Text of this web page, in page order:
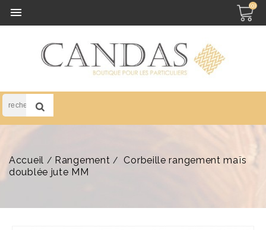
 (0)
Accueil Rangement
Corbeille rangement maïs
doublée jute MM